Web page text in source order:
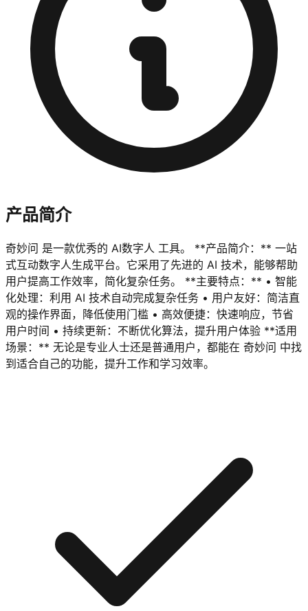
产品简介
奇妙问 是一款优秀的 AI数字人 工具。 **产品简介：** 一站
式互动数字人生成平台。它采用了先进的 AI 技术，能够帮助
用户提高工作效率，简化复杂任务。 **主要特点：** • 智能
化处理：利用 AI 技术自动完成复杂任务 • 用户友好：简洁直
观的操作界面，降低使用门槛 • 高效便捷：快速响应，节省
用户时间 • 持续更新：不断优化算法，提升用户体验 **适用
场景：** 无论是专业人士还是普通用户，都能在 奇妙问 中找
到适合自己的功能，提升工作和学习效率。